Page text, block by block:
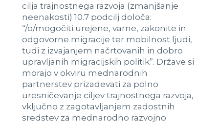
cilja trajnostnega razvoja (zmanjšanje
neenakosti) 10.7 podcilj določa:
“/o/mogočiti urejene, varne, zakonite in
odgovorne migracije ter mobilnost ljudi,
tudi z izvajanjem načrtovanih in dobro
upravljanih migracijskih politik”. Države si
morajo v okviru mednarodnih
partnerstev prizadevati za polno
uresničevanje ciljev trajnostnega razvoja,
vključno z zagotavljanjem zadostnih
sredstev za mednarodno razvojno